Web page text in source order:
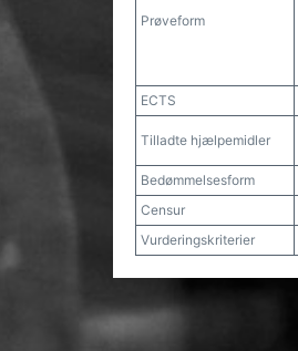
Prøveform
ECTS
Tilladte hjælpemidler
Bedømmelsesform
Censur
Vurderingskriterier